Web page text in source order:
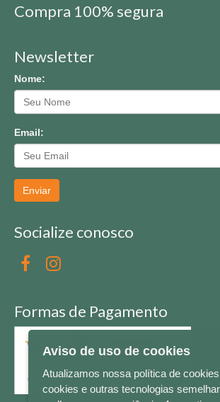
Compra 100% segura
Newsletter
Nome:
Email:
Enviar
Socialize conosco
Formas de Pagamento
Aviso de uso de cookies
Atualizamos nossa política de
cookies e outras tecnologias